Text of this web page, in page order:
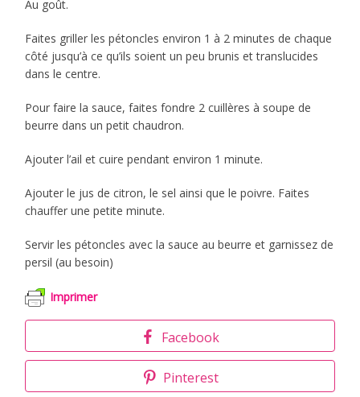
Au goût.
Faites griller les pétoncles environ 1 à 2 minutes de chaque
côté jusqu’à ce qu’ils soient un peu brunis et translucides
dans le centre.
Pour faire la sauce, faites fondre 2 cuillères à soupe de
beurre dans un petit chaudron.
Ajouter l’ail et cuire pendant environ 1 minute.
Ajouter le jus de citron, le sel ainsi que le poivre. Faites
chauffer une petite minute.
Servir les pétoncles avec la sauce au beurre et garnissez de
persil (au besoin)
Imprimer
Facebook
Pinterest